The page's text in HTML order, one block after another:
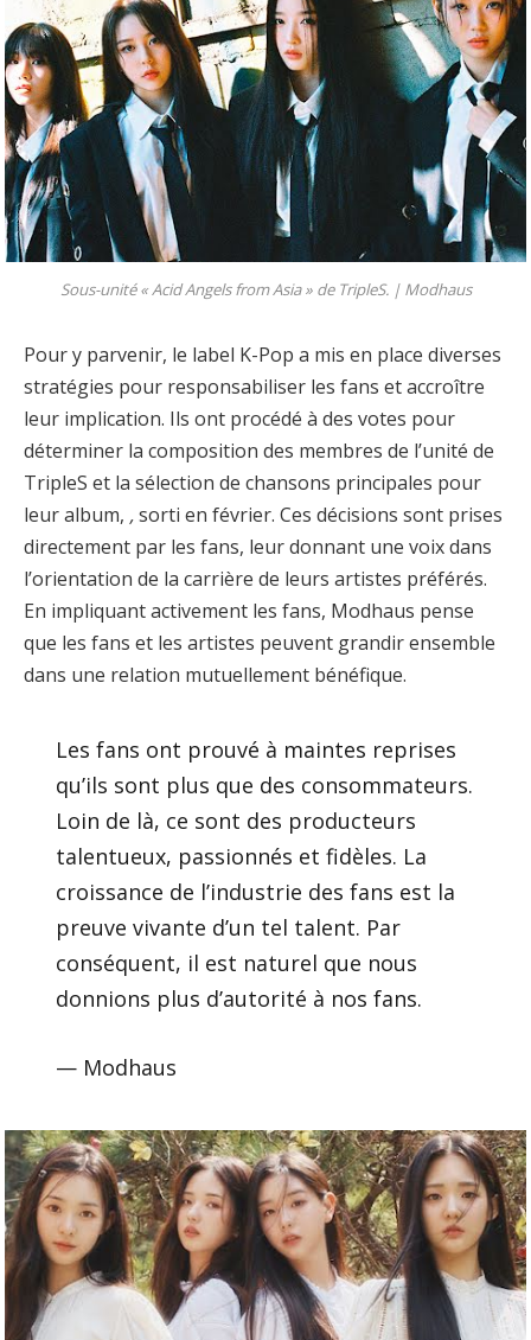
Sous-unité « Acid Angels from Asia » de TripleS. | Modhaus
Pour y parvenir, le label K-Pop a mis en place diverses
stratégies pour responsabiliser les fans et accroître
leur implication. Ils ont procédé à des votes pour
déterminer la composition des membres de l’unité de
TripleS et la sélection de chansons principales pour
leur album, ,sorti en février. Ces décisions sont prises
directement par les fans, leur donnant une voix dans
l’orientation de la carrière de leurs artistes préférés.
En impliquant activement les fans, Modhaus pense
que les fans et les artistes peuvent grandir ensemble
dans une relation mutuellement bénéfique.
Les fans ont prouvé à maintes reprises
qu’ils sont plus que des consommateurs.
Loin de là, ce sont des producteurs
talentueux, passionnés et fidèles. La
croissance de l’industrie des fans est la
preuve vivante d’un tel talent. Par
conséquent, il est naturel que nous
donnions plus d’autorité à nos fans.
— Modhaus